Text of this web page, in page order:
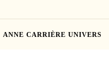
ANNE CARRIÈRE UNIVERS